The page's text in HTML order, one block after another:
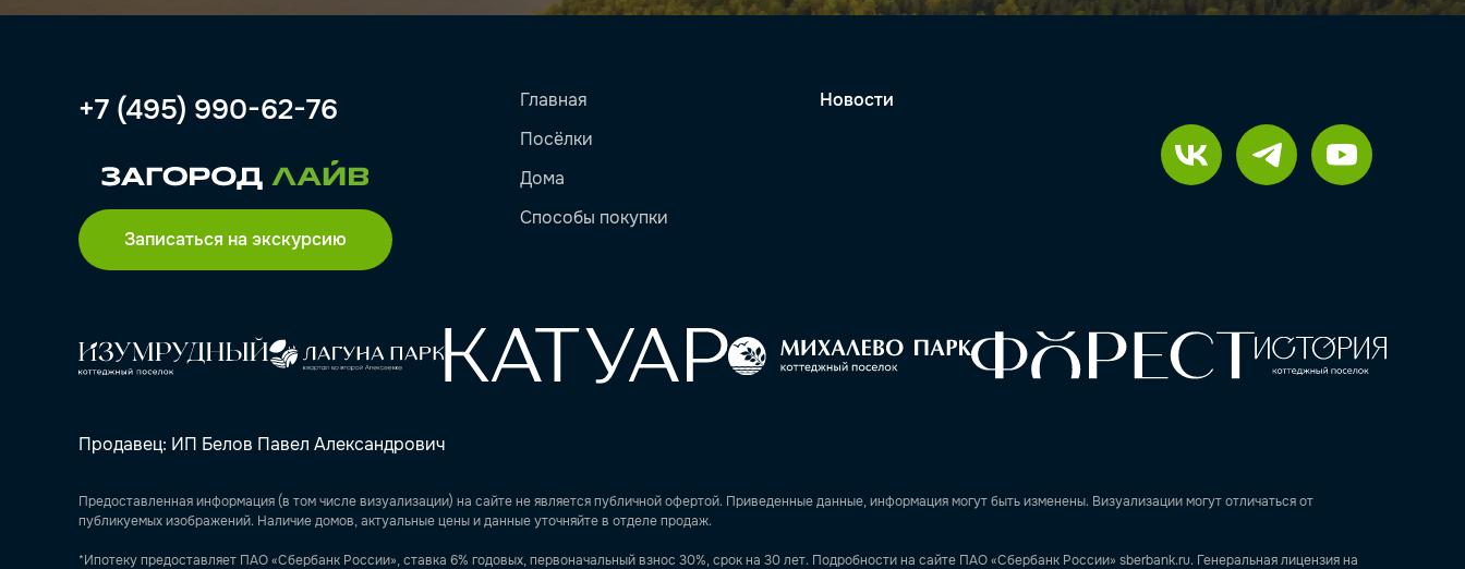
+7 (495) 990-62-76
Записаться на экскурсию
Главная
Посёлки
Дома
Способы покупки
Новости
Продавец: ИП Белов Павел Александрович
Предоставленная информация (в том числе визуализации) на сайте не является публичной офертой. Приведенные данные, информация могут быть изменены. Визуализации могут отличаться от
публикуемых изображений. Наличие домов, актуальные цены и данные уточняйте в отделе продаж.
*Ипотеку предоставляет ПАО «Сбербанк России», ставка 6% годовых, первоначальный взнос 30%, срок на 30 лет. Подробности на сайте ПАО «Сбербанк России» sberbank.ru. Генеральная лицензия на